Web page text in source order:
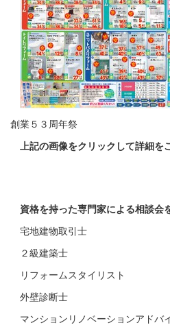
創業５３周年祭
上記の画像をクリックして詳細を
資格を持った専門家による相談会
宅地建物取引士
２級建築士
リフォームスタイリスト
外壁診断士
マンションリノベーションアドバ